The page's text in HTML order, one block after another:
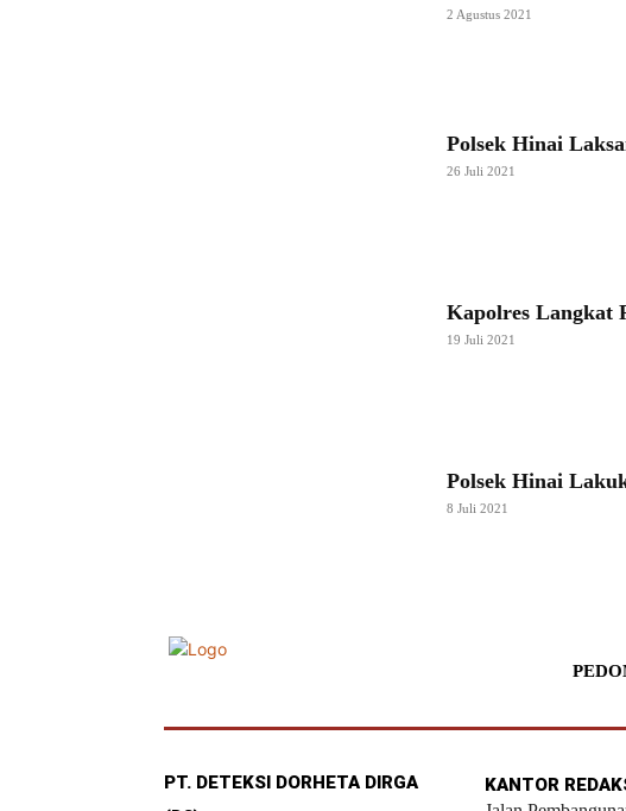
2 Agustus 2021
Polsek Hinai
26 Juli 2021
Kapolres Langkat
19 Juli 2021
Polsek Hinai
8 Juli 2021
PT. DETEKSI DORHETA DIRGA
KANTOR